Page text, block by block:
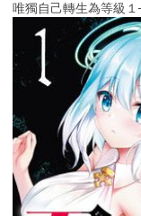
唯獨自己轉生為等級